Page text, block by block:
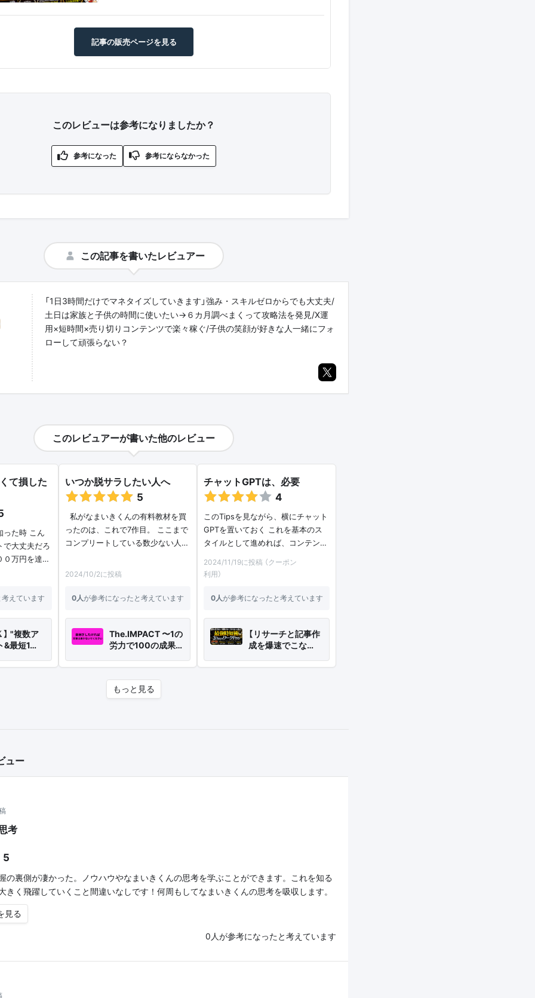
記事の販売ページを見る
このレビューは参考になりましたか？
この記事を書いたレビュアー
「1日3時間だけでマネタイズしていきます」強み・スキルゼロからでも大丈夫/
土日は家族と子供の時間に使いたい→６カ月調べまくって攻略法を発見/X運
用×短時間×売り切りコンテンツで楽々稼ぐ/子供の笑顔が好きな人一緒にフォ
ローして頑張らない？
このレビュアーが書いた他のレビュー
て損した
った時 こん
で大丈夫だろ
０万円を達…
えています
】 "複数ア
&最短1…
いつか脱サラしたい人へ
5
私がなまいきくんの有料教材を買
ったのは、これで7作目。 ここまで
コンプリートしている数少ない人…
2024/10/2に投稿
0人が参考になったと考えています
The.IMPACT 〜1の
労力で100の成果…
チャットGPTは、必要
4
このTipsを見ながら、横にチャット
GPTを置いておく これを基本のス
タイルとして進めれば、コンテン…
2024/11/19に投稿 （クーポン
利用）
0人が参考になったと考えています
【リサーチと記事作
成を爆速でこな…
もっと見る
ュー
考
5
の裏側が凄かった。ノウハウやなまいきくんの思考を学ぶことができます。これを知る
きく飛躍していくこと間違いなしです！何周もしてなまいきくんの思考を吸収します。
見る
0 人が参考になったと考えています